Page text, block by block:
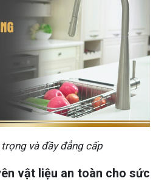
và đầy đẳng cấp
vật liệu an toàn cho sức